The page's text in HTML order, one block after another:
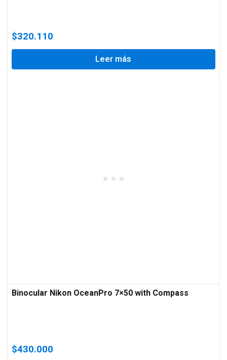
$320.110
Leer más
Binocular Nikon OceanPro 7×50 with Compass
$430.000